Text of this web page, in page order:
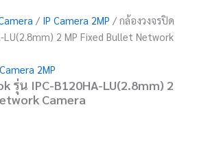
/ IP Camera 2MP / กล้องวงจรปิด
LU(2.8mm) 2 MP Fixed Bullet Network
2MP
รุ่น IPC-B120HA-LU(2.8mm) 2
Camera